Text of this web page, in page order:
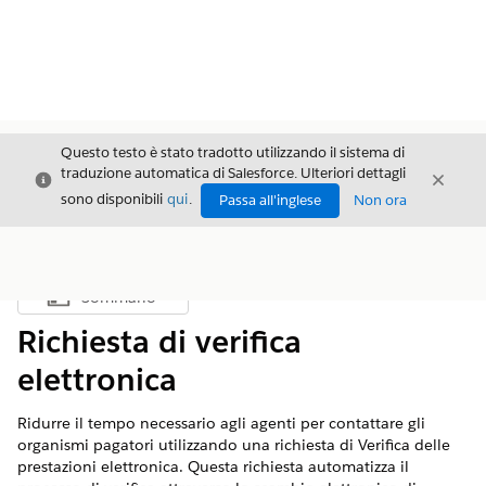
Chiudi
Questo testo è stato tradotto utilizzando il sistema di
traduzione automatica di Salesforce. Ulteriori dettagli
sono disponibili qui. Passa all'inglese Non ora
Chiudi
Mostra sommario
Sommario
Richiesta di verifica
elettronica
Ridurre il tempo necessario agli agenti per contattare gli
organismi pagatori utilizzando una richiesta di Verifica delle
prestazioni elettronica. Questa richiesta automatizza il